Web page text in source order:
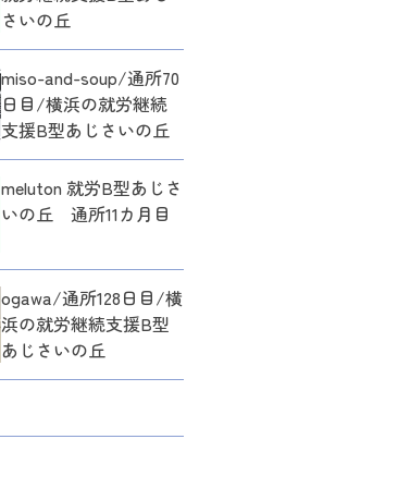
さいの丘
miso-and-soup/通所70
日目/横浜の就労継続
支援B型あじさいの丘
meluton 就労B型あじさ
いの丘 通所11カ月目
ogawa/通所128日目/横
浜の就労継続支援B型
あじさいの丘